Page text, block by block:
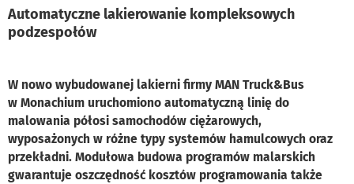
Automatyczne lakierowanie kompleksowych
podzespołów
W nowo wybudowanej lakierni firmy MAN Truck&Bus
w Monachium uruchomiono automatyczną linię do
malowania półosi samochodów ciężarowych,
wyposażonych w różne typy systemów hamulcowych oraz
przekładni. Modułowa budowa programów malarskich
gwarantuje oszczędność kosztów programowania także